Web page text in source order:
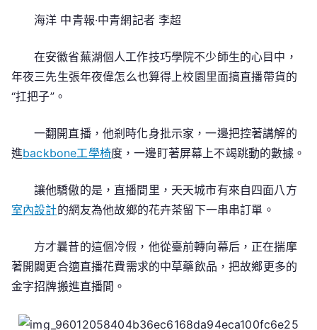
海洋 中青報·中青網記者 李超
在安徽省蕪湖個人工作技巧學院不少師生的心目中，
年夜三先生張年夜偉怎么也算得上校園里面搞直播帶貨的
“扛把子”。
一翻開直播，他剎時化身批示家，一邊把控著講解的
進backbone工學椅度，一邊盯著屏幕上不竭跳動的數據。
讓他驕傲的是，直播間里，天天城市有來自四面八方
室內設計的網友為他故鄉的花卉茶留下一串串訂單。
方才曩昔的這個冷假，他從臺前轉向幕后，正在揣摩
著開闢更合適直播花費需求的中草藥飲品，把故鄉更多的
金字招牌搬進直播間。